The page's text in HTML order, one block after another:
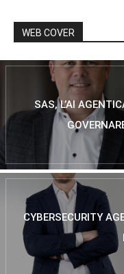
WEB COVER
SAS, L’AI
CYBERSECURITY